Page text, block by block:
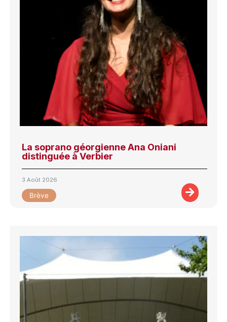
La soprano géorgienne Ana Oniani
distinguée à Verbier
3 Août 2026
Brève